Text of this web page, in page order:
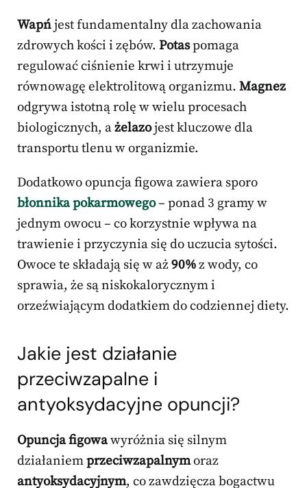
Wapńjest fundamentalny dla zachowania
zdrowych kości i zębów. Potaspomaga
regulować ciśnienie krwi i utrzymuje
równowagę elektrolitową organizmu. Magnez
odgrywa istotną rolę w wielu procesach
biologicznych, ażelazojest kluczowe dla
transportu tlenu w organizmie.
Dodatkowo opuncja figowa zawiera sporo
błonnika pokarmowego– ponad 3 gramy w
jednym owocu – co korzystnie wpływa na
trawienie i przyczynia się do uczucia sytości.
Owoce te składają się w aż90%z wody, co
sprawia, że są niskokalorycznym i
orzeźwiającym dodatkiem do codziennej diety.
Jakie jest działanie
przeciwzapalne i
antyoksydacyjne opuncji?
Opuncja figowawyróżnia się silnym
działaniemprzeciwzapalnymoraz
antyoksydacyjnym, co zawdzięcza bogactwu